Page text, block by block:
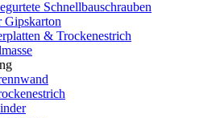
Schnellbauschrauben
Gipskarton
& Trockenestrich